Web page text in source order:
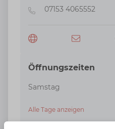
Telefon07153 4065552
Öffnungszeiten
Samstag
Alle Tage anzeigen